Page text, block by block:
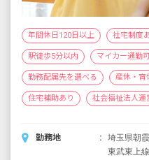
年間休日120日以上 社宅制度
駅徒歩5分以内 マイカー通勤
勤務配属先を選べる 産休・育
住宅補助あり 社会福祉法人運
勤務地
埼玉県朝
東武東上